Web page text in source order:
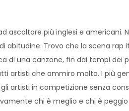
più inglesi e americani.
Trovo che la scena rap
una canzone, fin dai tempi dei
artisti che ammiro molto. I più
artisti in competizione senza
chi è meglio e chi è